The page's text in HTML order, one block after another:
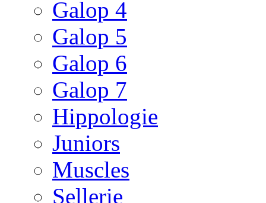
Galop 4
Galop 5
Galop 6
Galop 7
Hippologie
Juniors
Muscles
Sellerie